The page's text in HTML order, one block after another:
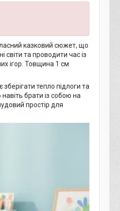
казковий сюжет, що
та проводити час із
ігор. Товщина 1 см
тепло підлоги та
брати із собою на
простір для